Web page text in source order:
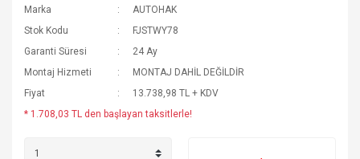
Marka
AUTOHAK
Stok Kodu
FJSTWY78
Garanti Süresi
24 Ay
Montaj Hizmeti
MONTAJ DAHİL DEĞİLDİR
Fiyat
13.738,98 TL + KDV
* 1.708,03 TL den başlayan taksitlerle!